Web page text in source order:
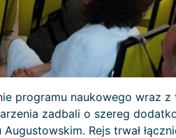
programu naukowego wraz
zadbali o szereg
Rejs trwał